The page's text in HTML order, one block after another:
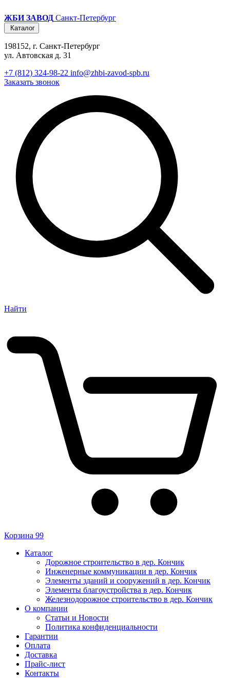
ЖБИ ЗАВОД Санкт-Петербург
Каталог
198152, г. Санкт-Петербург
ул. Автовская д. 31
+7 (812) 324-98-22 info@zhbi-zavod-spb.ru
Заказать звонок
Найти
Корзина 99
Каталог
Дорожное строительство в дер. Кончик
Инженерные коммуникации в дер. Кончик
Элементы зданий и сооружений в дер. Кончик
Элементы благоустройства в дер. Кончик
Железнодорожное строительство в дер. Кончик
О компании
Статьи и Новости
Политика конфиденциальности
Гарантии
Оплата
Доставка
Прайс-лист
Контакты